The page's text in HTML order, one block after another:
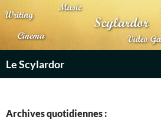
au
contenu
Le Scylardor
Archives quotidiennes :